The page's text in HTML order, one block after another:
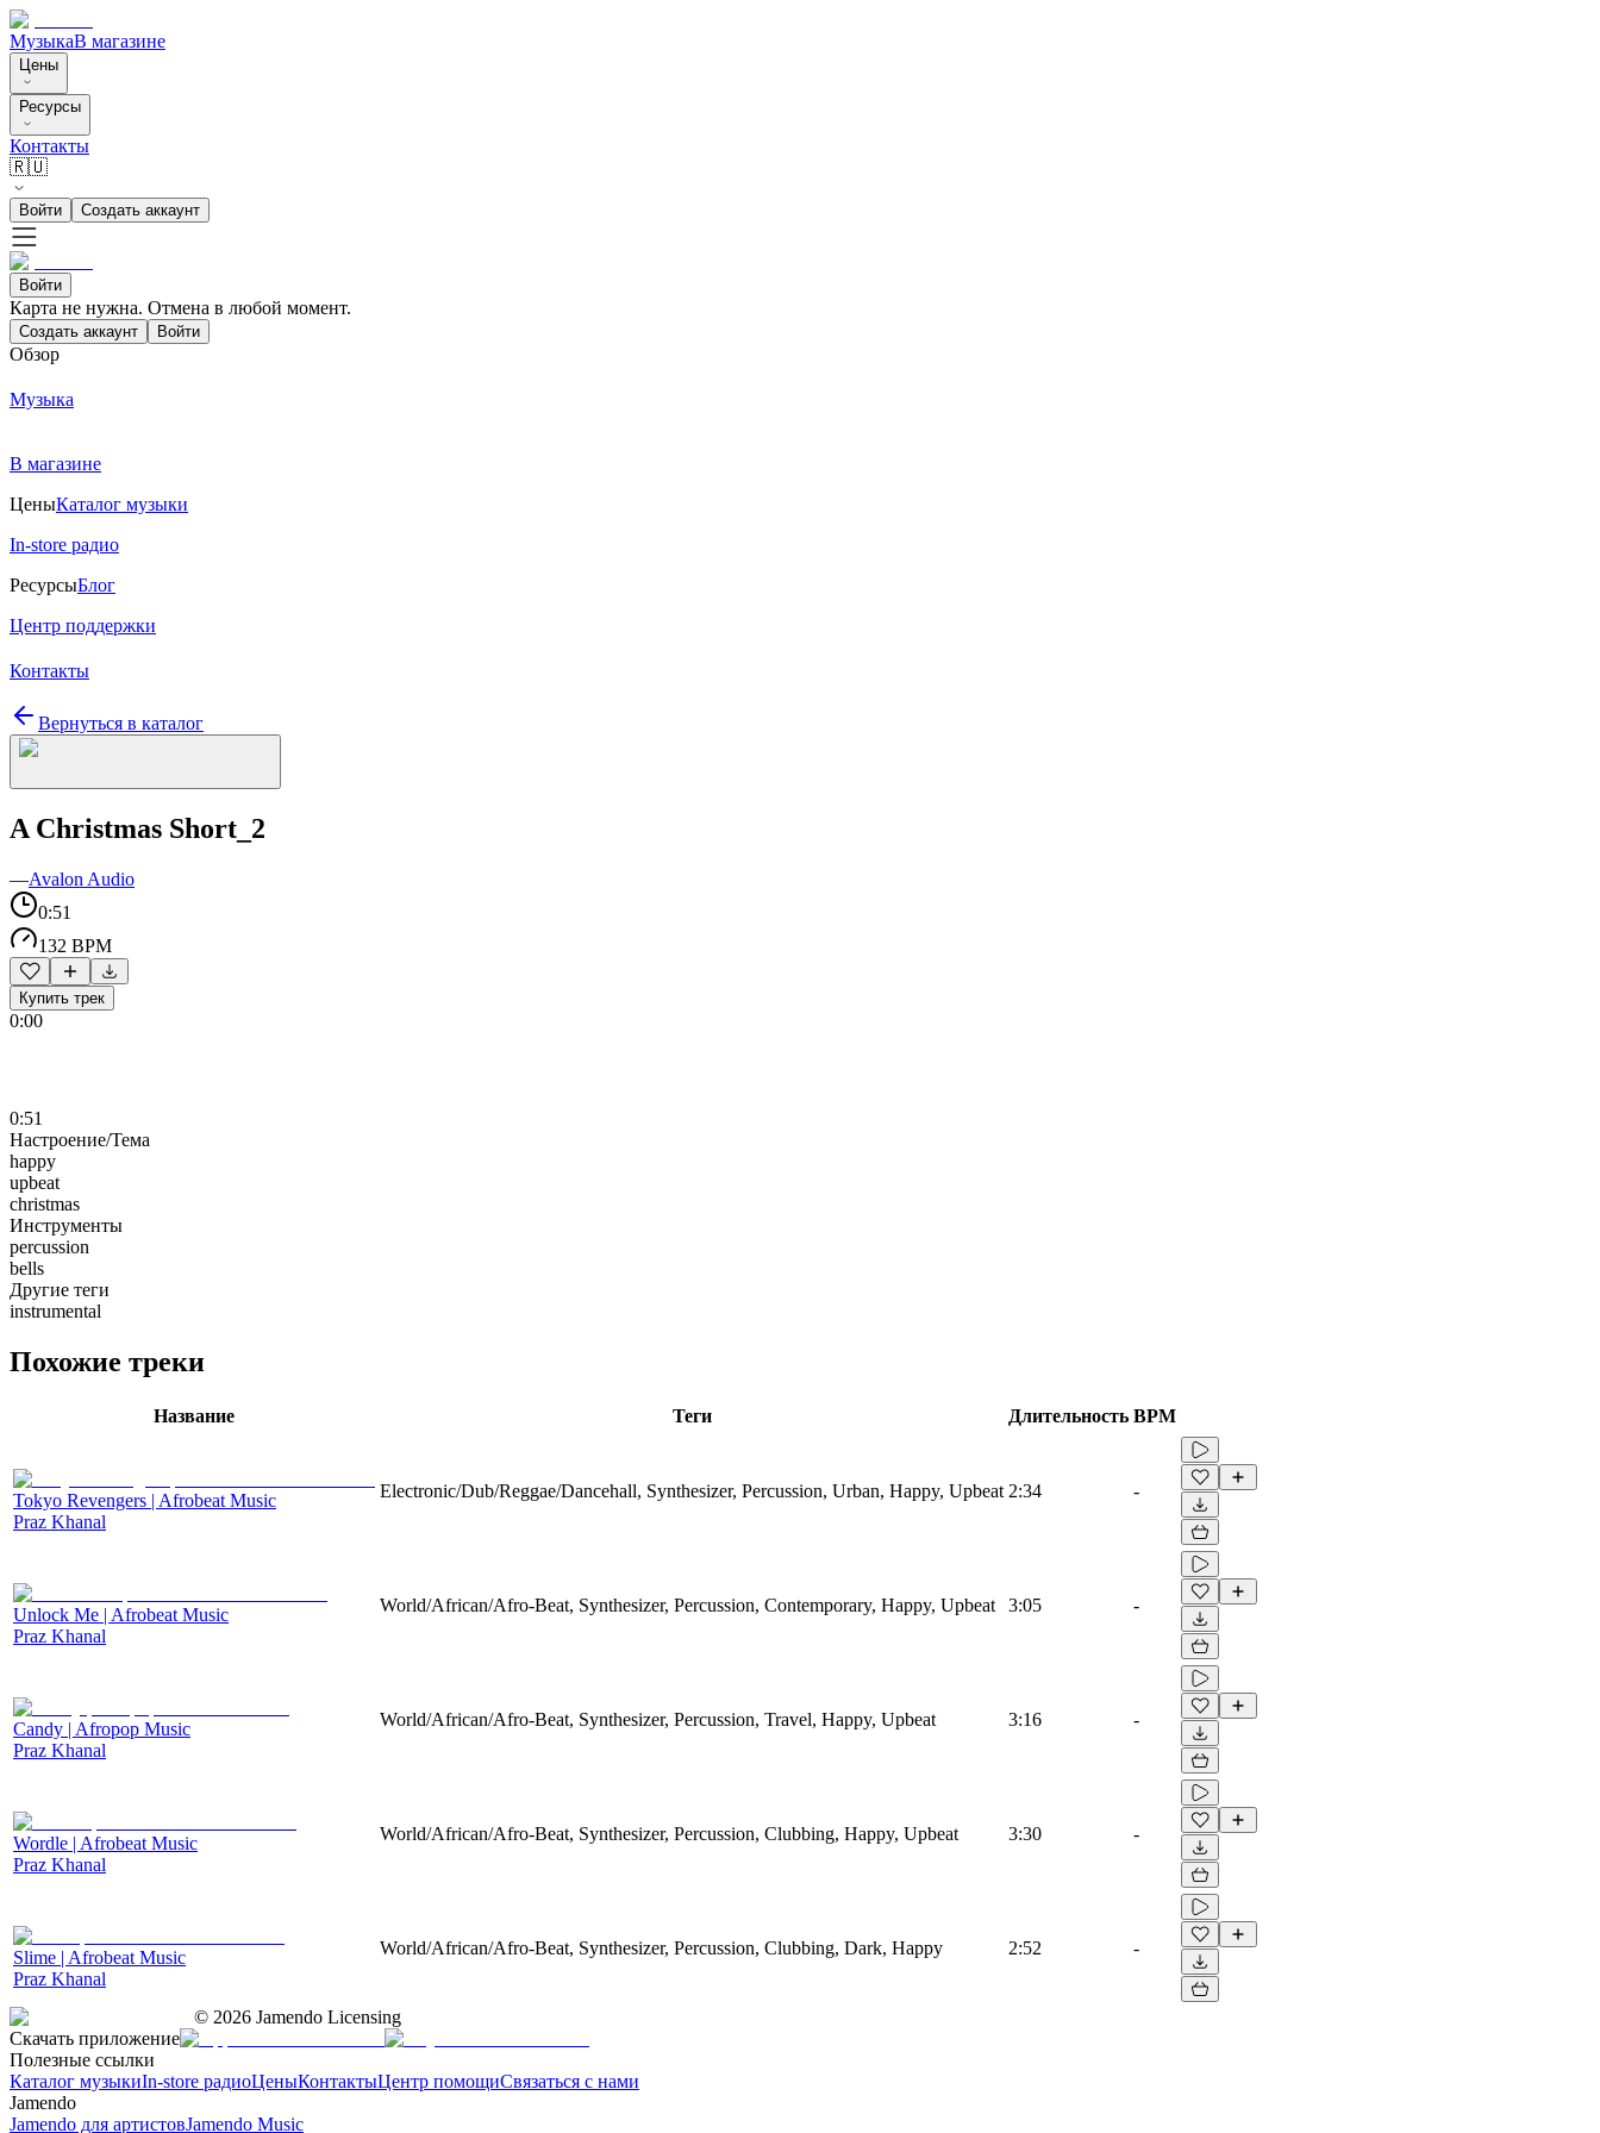
МузыкаВ магазине
Цены
Ресурсы
Контакты
🇷🇺
Войти Создать аккаунт
Войти
Карта не нужна. Отмена в любой момент.
Создать аккаунт Войти
Обзор
Музыка
В магазине
ЦеныКаталог музыки
In-store радио
РесурсыБлог
Центр поддержки
Контакты
Вернуться в каталог
A Christmas Short_2
—Avalon Audio
0:51
132 BPM
Купить трек
0:00
0:51
Настроение/Тема
happy
upbeat
christmas
Инструменты
percussion
bells
Другие теги
instrumental
Похожие треки
Название Теги Длительность BPM
Tokyo Revengers | Afrobeat Music
Praz Khanal
Electronic/Dub/Reggae/Dancehall, Synthesizer, Percussion, Urban, Happy, Upbeat 2:34 -
Unlock Me | Afrobeat Music
Praz Khanal
World/African/Afro-Beat, Synthesizer, Percussion, Contemporary, Happy, Upbeat 3:05 -
Candy | Afropop Music
Praz Khanal
World/African/Afro-Beat, Synthesizer, Percussion, Travel, Happy, Upbeat 3:16 -
Wordle | Afrobeat Music
Praz Khanal
World/African/Afro-Beat, Synthesizer, Percussion, Clubbing, Happy, Upbeat 3:30 -
Slime | Afrobeat Music
Praz Khanal
World/African/Afro-Beat, Synthesizer, Percussion, Clubbing, Dark, Happy 2:52 -
© 2026 Jamendo Licensing
Скачать приложение
Полезные ссылки
Каталог музыкиIn-store радиоЦеныКонтактыЦентр помощиСвязаться с нами
Jamendo
Jamendo для артистовJamendo Music